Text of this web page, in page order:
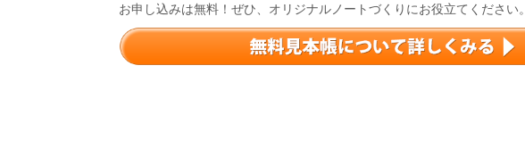
お申し込みは無料！ぜひ、オリジナルノートづくりにお役立てください。